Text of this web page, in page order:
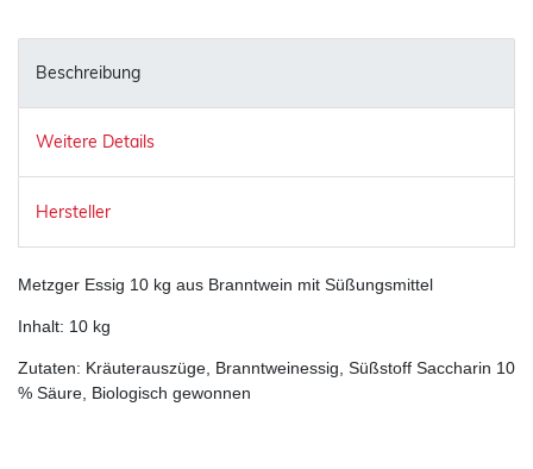
Beschreibung
Weitere Details
Hersteller
Metzger Essig 10 kg aus Branntwein mit Süßungsmittel
Inhalt: 10 kg
Zutaten: Kräuterauszüge, Branntweinessig, Süßstoff Saccharin 10
% Säure, Biologisch gewonnen